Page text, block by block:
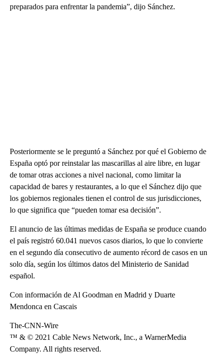
preparados para enfrentar la pandemia”, dijo Sánchez.
Posteriormente se le preguntó a Sánchez por qué el Gobierno de
España optó por reinstalar las mascarillas al aire libre, en lugar
de tomar otras acciones a nivel nacional, como limitar la
capacidad de bares y restaurantes, a lo que el Sánchez dijo que
los gobiernos regionales tienen el control de sus jurisdicciones,
lo que significa que “pueden tomar esa decisión”.
El anuncio de las últimas medidas de España se produce cuando
el país registró 60.041 nuevos casos diarios, lo que lo convierte
en el segundo día consecutivo de aumento récord de casos en un
solo día, según los últimos datos del Ministerio de Sanidad
español.
Con información de Al Goodman en Madrid y Duarte
Mendonca en Cascais
The-CNN-Wire
™ & © 2021 Cable News Network, Inc., a WarnerMedia
Company. All rights reserved.